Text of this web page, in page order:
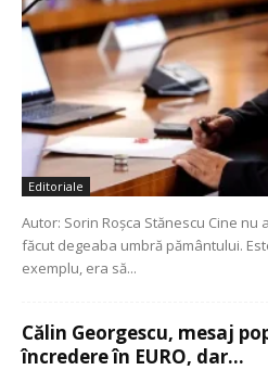
Editoriale
Autor: Sorin Roșca Stănescu Cine nu
făcut degeaba umbră pământului.
exemplu, era să...
Călin Georgescu, mesaj
încredere în EURO, dar...